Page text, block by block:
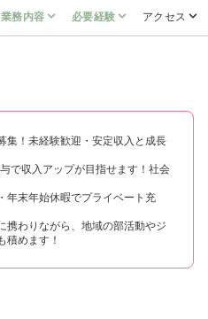
業務内容 必要経験 アクセス
集！未経験歓迎・安定収入と成長
で収入アップが目指せます！社会
年末年始休暇でプライベート充
携わりながら、地域の部活動やジ
積めます！